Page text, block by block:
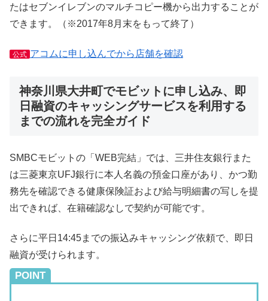
たはセブンイレブンのマルチコピー機から出力することが
できます。（※2017年8月末をもって終了）
公式 アコムに申し込んでから店舗を確認
神奈川県大井町でモビットに申し込み、即
日融資のキャッシングサービスを利用する
までの流れを完全ガイド
SMBCモビットの「WEB完結」では、三井住友銀行また
は三菱東京UFJ銀行に本人名義の預金口座があり、かつ勤
務先を確認できる健康保険証および給与明細書の写しを提
出できれば、在籍確認なしで契約が可能です。
さらに平日14:45までの振込みキャッシング依頼で、即日
融資が受けられます。
POINT